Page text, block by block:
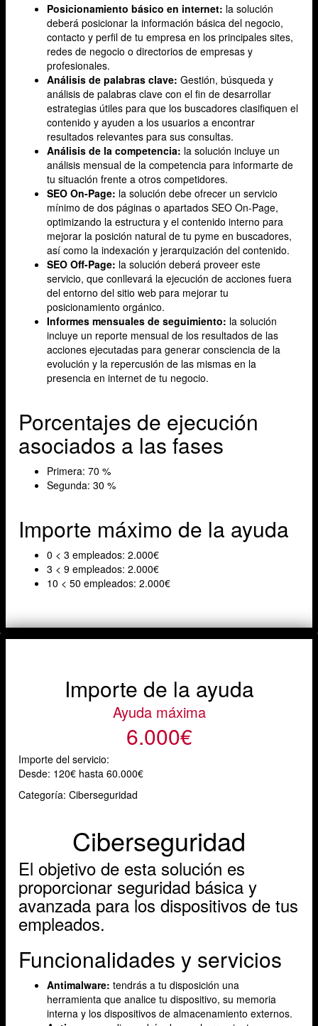
Posicionamiento básico en internet: la solución
deberá posicionar la información básica del negocio,
contacto y perfil de tu empresa en los principales sites,
redes de negocio o directorios de empresas y
profesionales.
Análisis de palabras clave: Gestión, búsqueda y
análisis de palabras clave con el fin de desarrollar
estrategias útiles para que los buscadores clasifiquen el
contenido y ayuden a los usuarios a encontrar
resultados relevantes para sus consultas.
Análisis de la competencia: la solución incluye un
análisis mensual de la competencia para informarte de
tu situación frente a otros competidores.
SEO On-Page: la solución debe ofrecer un servicio
mínimo de dos páginas o apartados SEO On-Page,
optimizando la estructura y el contenido interno para
mejorar la posición natural de tu pyme en buscadores,
así como la indexación y jerarquización del contenido.
SEO Off-Page: la solución deberá proveer este
servicio, que conllevará la ejecución de acciones fuera
del entorno del sitio web para mejorar tu
posicionamiento orgánico.
Informes mensuales de seguimiento: la solución
incluye un reporte mensual de los resultados de las
acciones ejecutadas para generar consciencia de la
evolución y la repercusión de las mismas en la
presencia en internet de tu negocio.
Porcentajes de ejecución
asociados a las fases
Primera: 70 %
Segunda: 30 %
Importe máximo de la ayuda
0 < 3 empleados: 2.000€
3 < 9 empleados: 2.000€
10 < 50 empleados: 2.000€
Importe de la ayuda
Ayuda máxima
6.000€
Importe del servicio:
Desde: 120€ hasta 60.000€
Categoría: Ciberseguridad
Ciberseguridad
El objetivo de esta solución es
proporcionar seguridad básica y
avanzada para los dispositivos de tus
empleados.
Funcionalidades y servicios
Antimalware: tendrás a tu disposición una
herramienta que analice tu dispositivo, su memoria
interna y los dispositivos de almacenamiento externos.